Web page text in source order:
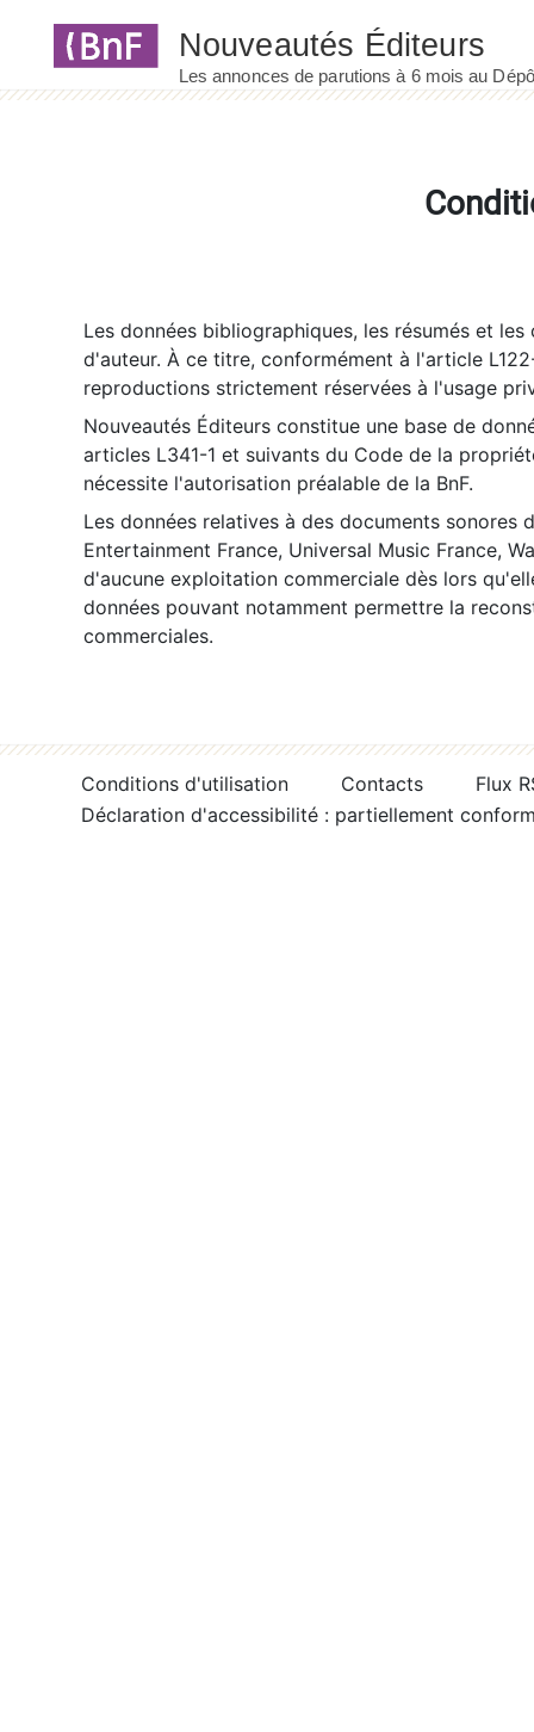
Les données bibliographiques, les résumés et
d'auteur. À ce titre, conformément à l'article
reproductions strictement réservées à l'usage
Nouveautés Éditeurs constitue une base de
articles L341-1 et suivants du Code de la
nécessite l'autorisation préalable de la BnF.
Les données relatives à des documents sonores
Entertainment France, Universal Music France,
d'aucune exploitation commerciale dès lors
données pouvant notamment permettre la
commerciales.
Conditions d'utilisation Contacts
Flux
Déclaration d'accessibilité : partiellement